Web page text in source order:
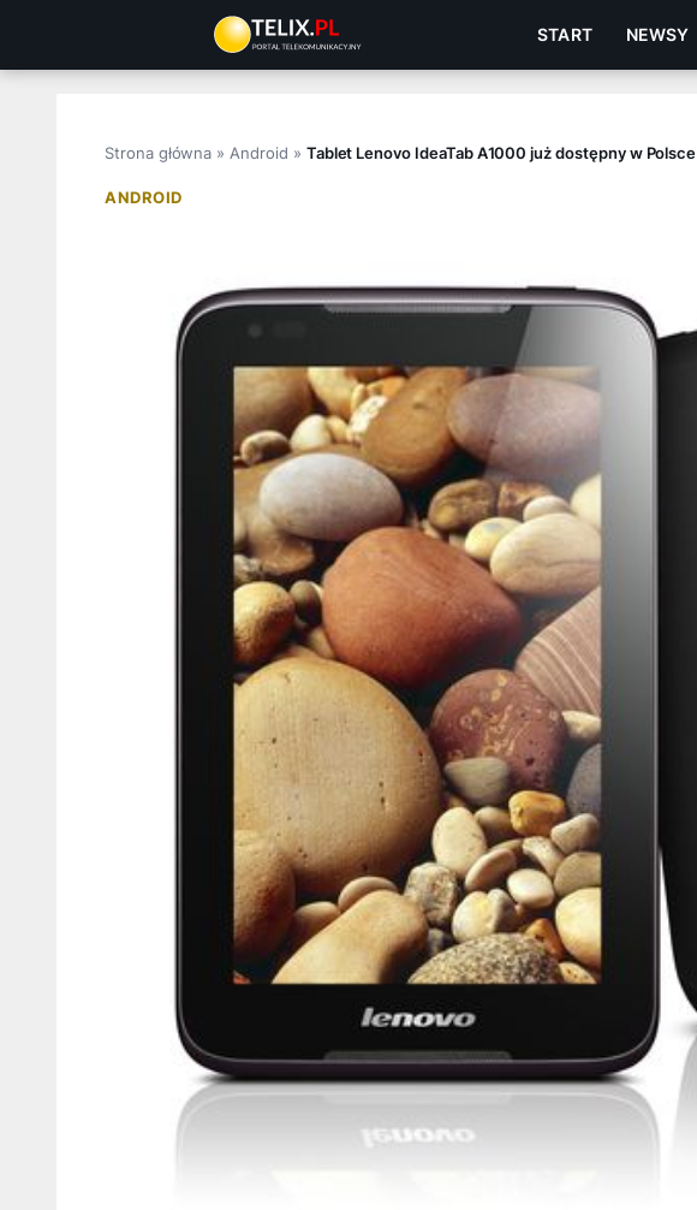
treści
START NEWSY
Strona główna » Android » Tablet Lenovo IdeaTab A1000 już dostępny w Polsce
ANDROID